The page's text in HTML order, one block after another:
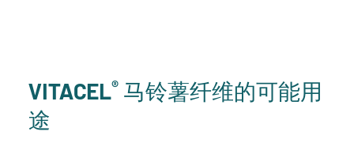
VITACEL® 马铃薯纤维的可能用
途